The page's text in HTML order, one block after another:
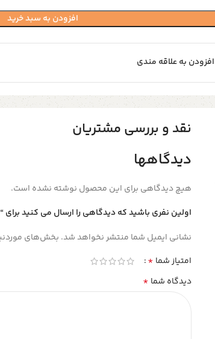
افزودن به سبد خرید
افزودن به علاقه مندی
نقد و بررسی مشتریان
دیدگاهها
هیچ دیدگاهی برای این محصول نوشته نشده است.
اولین نفری باشید که دیدگاهی را ارسال می کنید برای
نشانی ایمیل شما منتشر نخواهد شد. بخش‌های
امتیاز شما *
دیدگاه شما *